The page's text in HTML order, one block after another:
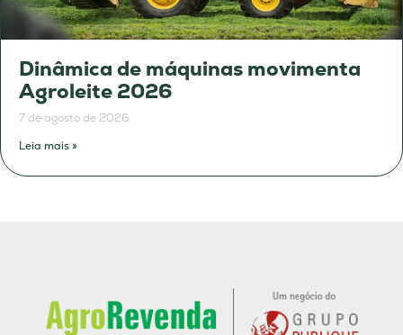
Dinâmica de máquinas movimenta
Agroleite 2026
7 de agosto de 2026
Leia mais »